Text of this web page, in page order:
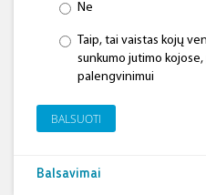
Ne
Taip, tai vaistas kojų
sunkumo jutimo
palengvinimui
BALSUOTI
Balsavimai